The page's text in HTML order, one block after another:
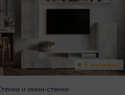
В наличии
и мини-стенки